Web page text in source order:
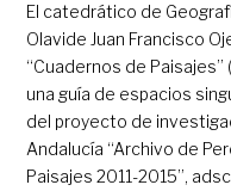
El catedrático de
Olavide Juan Francisco
“Cuadernos de
una guía de espacios
del proyecto de
Andalucía “Archivo de
Paisajes 2011-2015”,